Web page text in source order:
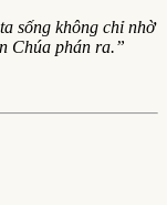
sống không chỉ nhờ
Chúa phán ra.”